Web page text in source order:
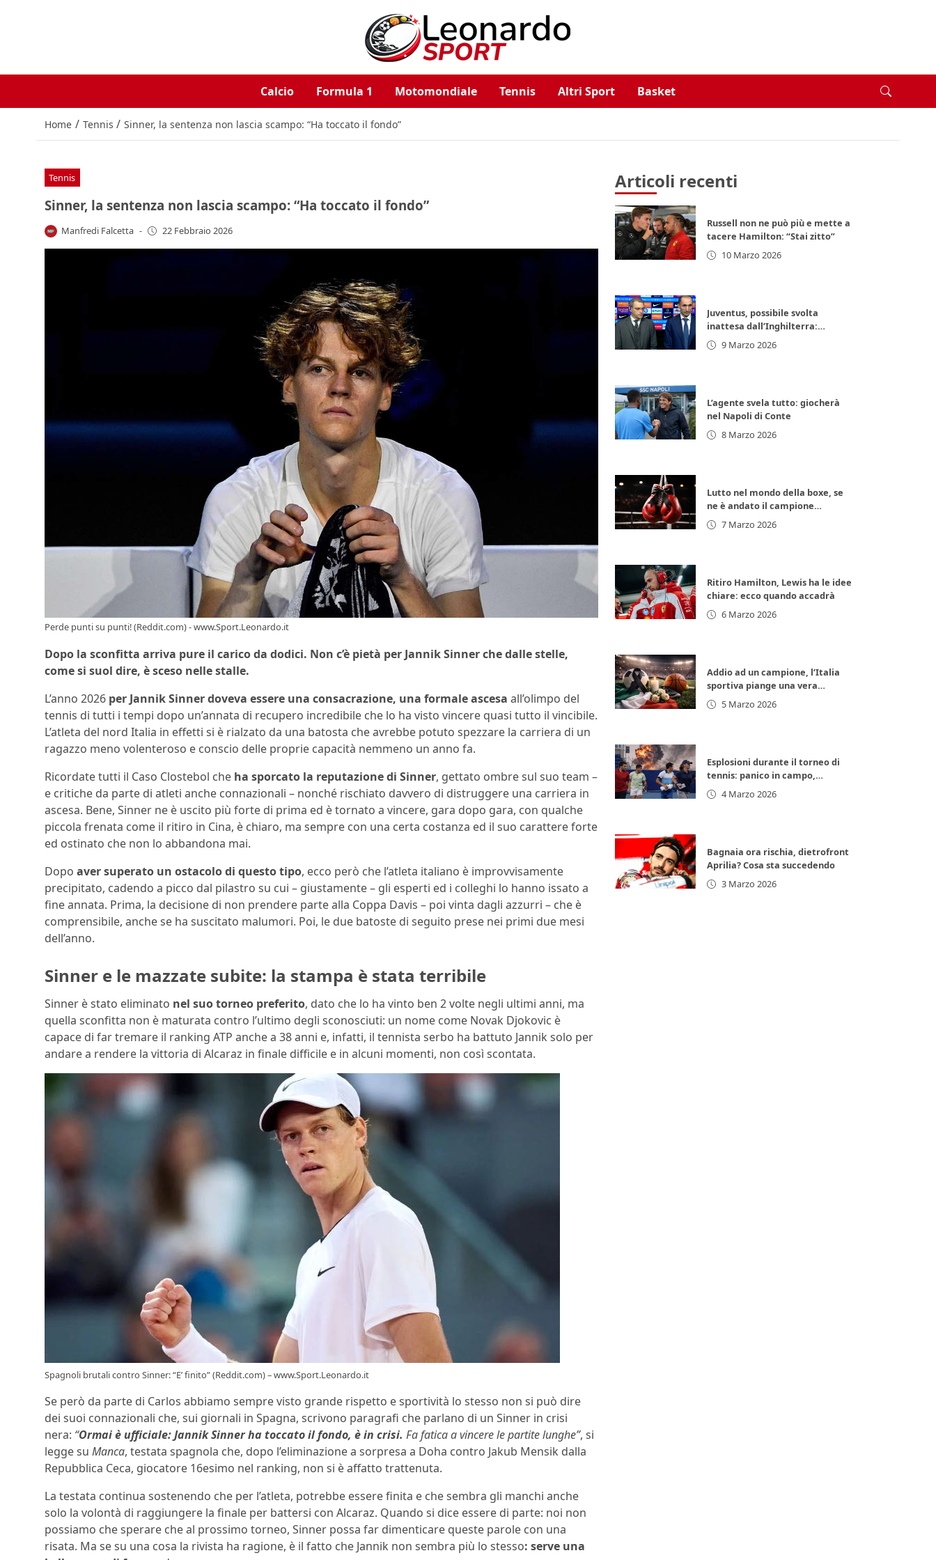
Calcio Formula 1 Motomondiale Tennis Altri Sport Basket
Home / Tennis / Sinner, la sentenza non lascia scampo: “Ha toccato il fondo”
Tennis
Sinner, la sentenza non lascia scampo: “Ha toccato il fondo”
Manfredi Falcetta - 22 Febbraio 2026
Perde punti su punti! (Reddit.com) - www.Sport.Leonardo.it
Dopo la sconfitta arriva pure il carico da dodici. Non c’è pietà per Jannik Sinner che dalle stelle,
come si suol dire, è sceso nelle stalle.
L’anno 2026 per Jannik Sinner doveva essere una consacrazione, una formale ascesa all’olimpo del
tennis di tutti i tempi dopo un’annata di recupero incredibile che lo ha visto vincere quasi tutto il vincibile.
L’atleta del nord Italia in effetti si è rialzato da una batosta che avrebbe potuto spezzare la carriera di un
ragazzo meno volenteroso e conscio delle proprie capacità nemmeno un anno fa.
Ricordate tutti il Caso Clostebol che ha sporcato la reputazione di Sinner, gettato ombre sul suo team –
e critiche da parte di atleti anche connazionali – nonché rischiato davvero di distruggere una carriera in
ascesa. Bene, Sinner ne è uscito più forte di prima ed è tornato a vincere, gara dopo gara, con qualche
piccola frenata come il ritiro in Cina, è chiaro, ma sempre con una certa costanza ed il suo carattere forte
ed ostinato che non lo abbandona mai.
Dopo aver superato un ostacolo di questo tipo, ecco però che l’atleta italiano è improvvisamente
precipitato, cadendo a picco dal pilastro su cui – giustamente – gli esperti ed i colleghi lo hanno issato a
fine annata. Prima, la decisione di non prendere parte alla Coppa Davis – poi vinta dagli azzurri – che è
comprensibile, anche se ha suscitato malumori. Poi, le due batoste di seguito prese nei primi due mesi
dell’anno.
Sinner e le mazzate subite: la stampa è stata terribile
Sinner è stato eliminato nel suo torneo preferito, dato che lo ha vinto ben 2 volte negli ultimi anni, ma
quella sconfitta non è maturata contro l’ultimo degli sconosciuti: un nome come Novak Djokovic è
capace di far tremare il ranking ATP anche a 38 anni e, infatti, il tennista serbo ha battuto Jannik solo per
andare a rendere la vittoria di Alcaraz in finale difficile e in alcuni momenti, non così scontata.
Spagnoli brutali contro Sinner: “E’ finito” (Reddit.com) – www.Sport.Leonardo.it
Se però da parte di Carlos abbiamo sempre visto grande rispetto e sportività lo stesso non si può dire
dei suoi connazionali che, sui giornali in Spagna, scrivono paragrafi che parlano di un Sinner in crisi
nera: “Ormai è ufficiale: Jannik Sinner ha toccato il fondo, è in crisi. Fa fatica a vincere le partite lunghe”, si
legge su Manca, testata spagnola che, dopo l’eliminazione a sorpresa a Doha contro Jakub Mensik dalla
Repubblica Ceca, giocatore 16esimo nel ranking, non si è affatto trattenuta.
La testata continua sostenendo che per l’atleta, potrebbe essere finita e che sembra gli manchi anche
solo la volontà di raggiungere la finale per battersi con Alcaraz. Quando si dice essere di parte: noi non
possiamo che sperare che al prossimo torneo, Sinner possa far dimenticare queste parole con una
risata. Ma se su una cosa la rivista ha ragione, è il fatto che Jannik non sembra più lo stesso: serve una
Articoli recenti
Russell non ne può più e mette a
tacere Hamilton: “Stai zitto”
10 Marzo 2026
Juventus, possibile svolta
inattesa dall’Inghilterra:
arrivano 11 milioni di euro subito
9 Marzo 2026
L’agente svela tutto: giocherà
nel Napoli di Conte
8 Marzo 2026
Lutto nel mondo della boxe, se
ne è andato il campione
d’Europa: lacrime per la
leggenda italiana
7 Marzo 2026
Ritiro Hamilton, Lewis ha le idee
chiare: ecco quando accadrà
6 Marzo 2026
Addio ad un campione, l’Italia
sportiva piange una vera
leggenda
5 Marzo 2026
Esplosioni durante il torneo di
tennis: panico in campo,
giocatori in fuga
4 Marzo 2026
Bagnaia ora rischia, dietrofront
Aprilia? Cosa sta succedendo
3 Marzo 2026